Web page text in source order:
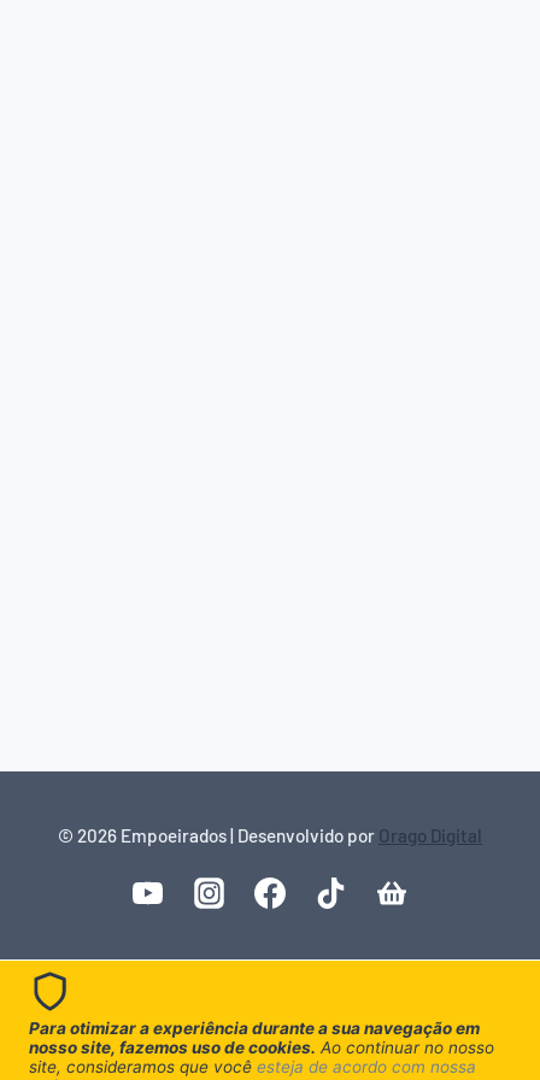
© 2026 Empoeirados | Desenvolvido por Orago Digital
Para otimizar a experiência durante a sua navegação em
nosso site, fazemos uso de cookies. Ao continuar no nosso
site, consideramos que você esteja de acordo com nossa